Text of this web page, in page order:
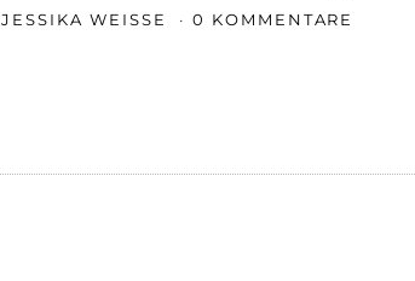
JESSIKA WEISSE 0 KOMMENTARE